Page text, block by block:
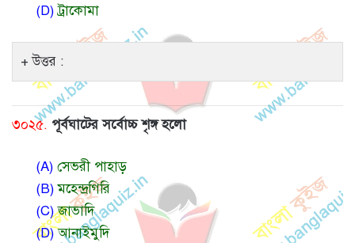
(D)ট্রাকোমা
উত্তর :
৩০২৫. পূর্বঘাটের সর্বোচ্চ শৃঙ্গ হলো
(A) সেভরী পাহাড়
(B)মহেন্দ্রগিরি
(C)জাভাদি
(D)আনাইমুদি